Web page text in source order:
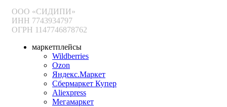
ООО «СИДИПИ»
ИНН 7743934797
ОГРН 1147746878762
маркетплейсы
Wildberries
Ozon
Яндекс.Маркет
Сбермаркет Купер
Aliexpress
Мегамаркет